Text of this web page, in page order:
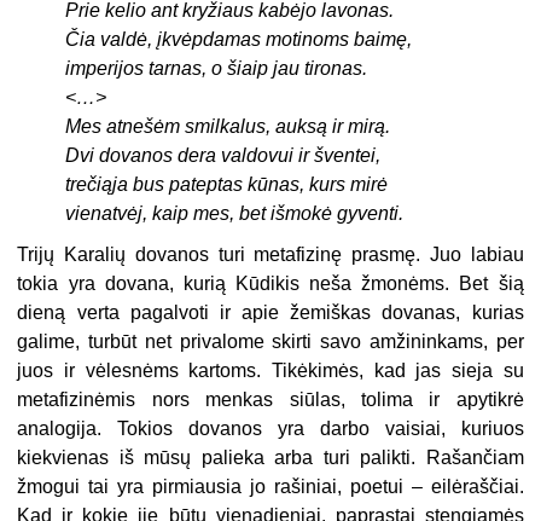
Prie kelio ant kryžiaus kabėjo lavonas.
Čia valdė, įkvėpdamas motinoms baimę,
imperijos tarnas, o šiaip jau tironas.
<…>
Mes atnešėm smilkalus, auksą ir mirą.
Dvi dovanos dera valdovui ir šventei,
trečiąja bus pateptas kūnas, kurs mirė
vienatvėj, kaip mes, bet išmokė gyventi.
Trijų Karalių dovanos turi metafizinę prasmę. Juo labiau
tokia yra dovana, kurią Kūdikis neša žmonėms. Bet šią
dieną verta pagalvoti ir apie žemiškas dovanas, kurias
galime, turbūt net privalome skirti savo amžininkams, per
juos ir vėlesnėms kartoms. Tikėkimės, kad jas sieja su
metafizinėmis nors menkas siūlas, tolima ir apytikrė
analogija. Tokios dovanos yra darbo vaisiai, kuriuos
kiekvienas iš mūsų palieka arba turi palikti. Rašančiam
žmogui tai yra pirmiausia jo rašiniai, poetui – eilėraščiai.
Kad ir kokie jie būtų vienadieniai, paprastai stengiamės